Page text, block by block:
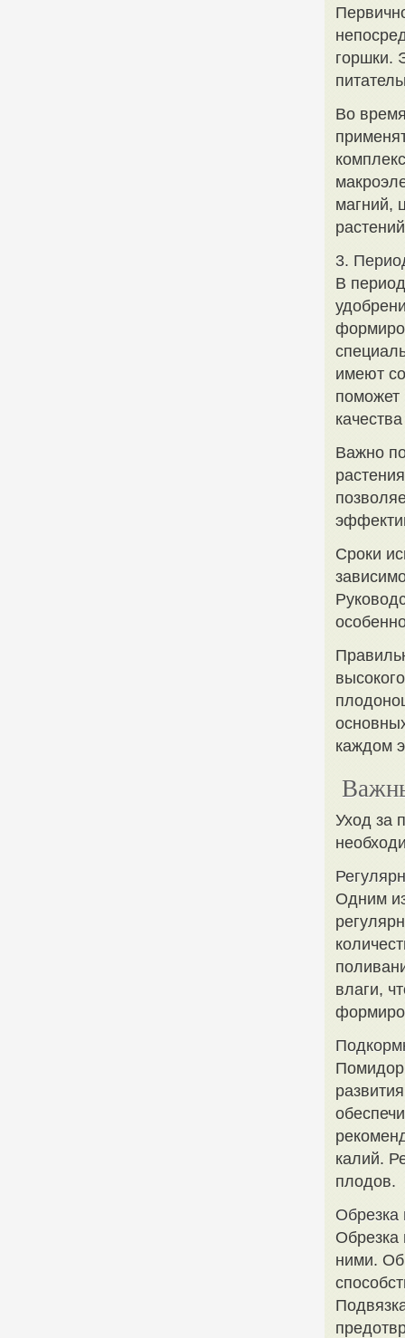
горшки.
Во
магний,
3.
В
имеют
поможет
Важно
Сроки
каждом
Уход за
Одним
влаги,
калий.
плодов.
Обрезка
Обрезка
ними.